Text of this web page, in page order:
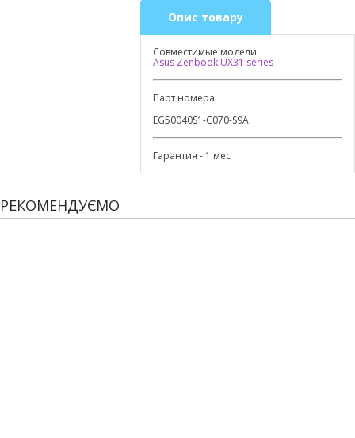
Опис товару
Совместимые модели:
Asus Zenbook UX31 series
Парт номера:
EG50040S1-C070-S9A
Гарантия - 1 мес
РЕКОМЕНДУЄМО